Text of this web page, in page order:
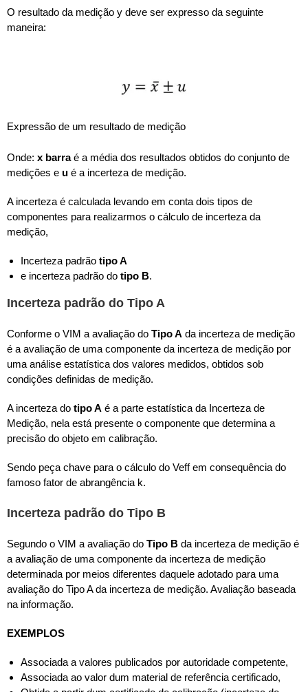
O resultado da medição y deve ser expresso da seguinte
maneira:
Expressão de um resultado de medição
Onde: x barraé a média dos resultados obtidos do conjunto de
medições e u é a incerteza de medição.
A incerteza é calculada levando em conta dois tipos de
componentes para realizarmos o cálculo de incerteza da
medição,
Incerteza padrão tipo A
e incerteza padrão do tipo B.
Incerteza padrão do Tipo A
Conforme o VIM a avaliação do Tipo A da incerteza de medição
é a avaliação de uma componente da incerteza de medição por
uma análise estatística dos valores medidos, obtidos sob
condições definidas de medição.
A incerteza do tipo A é a parte estatística da Incerteza de
Medição, nela está presente o componente que determina a
precisão do objeto em calibração.
Sendo peça chave para o cálculo do Veff em consequência do
famoso fator de abrangência k.
Incerteza padrão do Tipo B
Segundo o VIM a avaliação do Tipo B da incerteza de medição é
a avaliação de uma componente da incerteza de medição
determinada por meios diferentes daquele adotado para uma
avaliação do Tipo A da incerteza de medição. Avaliação baseada
na informação.
EXEMPLOS
Associada a valores publicados por autoridade competente,
Associada ao valor dum material de referência certificado,